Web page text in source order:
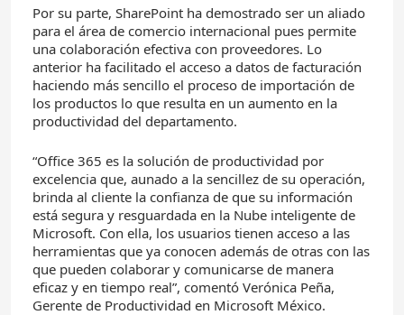
Por su parte, SharePoint ha demostrado ser un aliado
para el área de comercio internacional pues permite
una colaboración efectiva con proveedores. Lo
anterior ha facilitado el acceso a datos de facturación
haciendo más sencillo el proceso de importación de
los productos lo que resulta en un aumento en la
productividad del departamento.
“Office 365 es la solución de productividad por
excelencia que, aunado a la sencillez de su operación,
brinda al cliente la confianza de que su información
está segura y resguardada en la Nube inteligente de
Microsoft. Con ella, los usuarios tienen acceso a las
herramientas que ya conocen además de otras con las
que pueden colaborar y comunicarse de manera
eficaz y en tiempo real”, comentó Verónica Peña,
Gerente de Productividad en Microsoft México.